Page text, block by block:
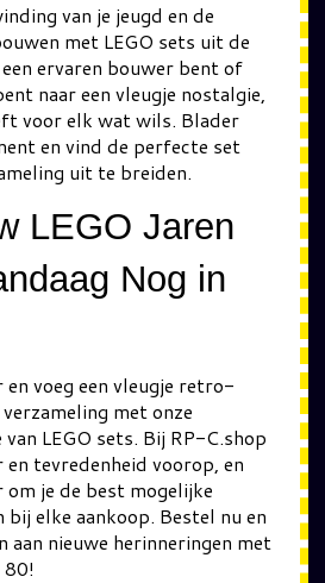
van je jeugd en de
met LEGO sets uit de
ervaren bouwer bent of
naar een vleugje nostalgie,
voor elk wat wils. Blader
en vind de perfecte set
uit te breiden.
LEGO Jaren
Nog in
voeg een vleugje retro-
met onze
LEGO sets. Bij RP-C.shop
tevredenheid voorop, en
je de best mogelijke
elke aankoop. Bestel nu en
aan nieuwe herinneringen met
80!